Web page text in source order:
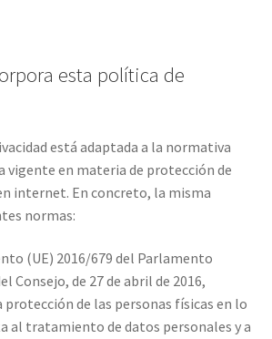
esta política de
está adaptada a la normativa
vigente en materia de protección de
internet. En concreto, la misma
normas:
(UE) 2016/679 del Parlamento
Consejo, de 27 de abril de 2016,
protección de las personas físicas en lo
al tratamiento de datos personales y a